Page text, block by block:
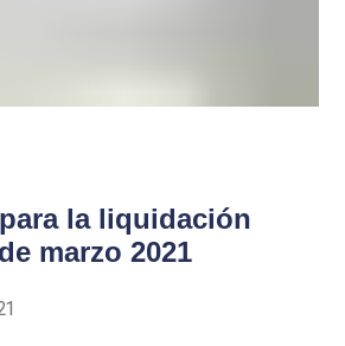
la liquidación
marzo 2021